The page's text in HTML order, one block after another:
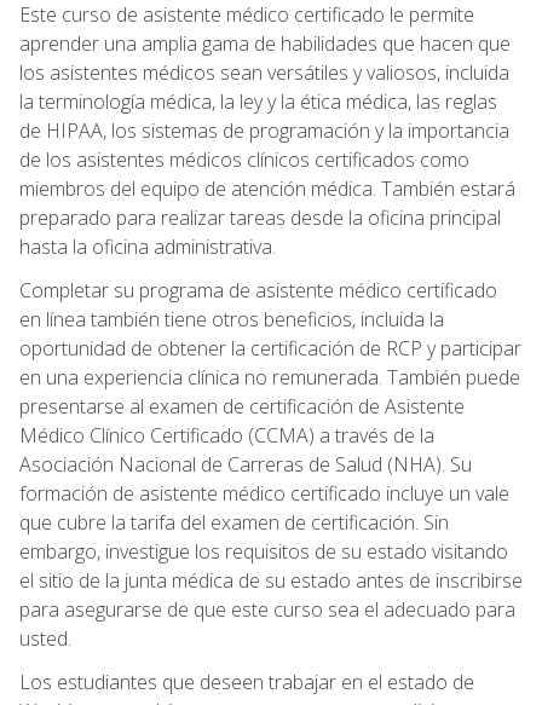
Este curso de asistente médico certificado le permite
aprender una amplia gama de habilidades que hacen que
los asistentes médicos sean versátiles y valiosos, incluida
la terminología médica, la ley y la ética médica, las reglas
de HIPAA, los sistemas de programación y la importancia
de los asistentes médicos clínicos certificados como
miembros del equipo de atención médica. También estará
preparado para realizar tareas desde la oficina principal
hasta la oficina administrativa.
Completar su programa de asistente médico certificado
en línea también tiene otros beneficios, incluida la
oportunidad de obtener la certificación de RCP y participar
en una experiencia clínica no remunerada. También puede
presentarse al examen de certificación de Asistente
Médico Clínico Certificado (CCMA) a través de la
Asociación Nacional de Carreras de Salud (NHA). Su
formación de asistente médico certificado incluye un vale
que cubre la tarifa del examen de certificación. Sin
embargo, investigue los requisitos de su estado visitando
el sitio de la junta médica de su estado antes de inscribirse
para asegurarse de que este curso sea el adecuado para
usted.
Los estudiantes que deseen trabajar en el estado de